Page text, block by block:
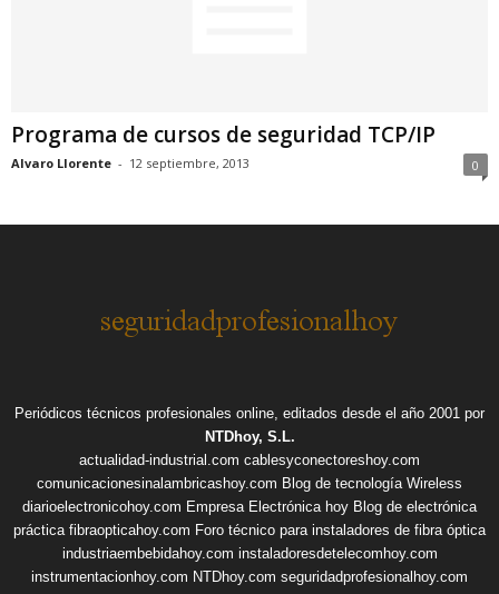
Programa de cursos de seguridad TCP/IP
Alvaro Llorente - 12 septiembre, 2013 0
Periódicos técnicos profesionales online, editados desde el año 2001 por
NTDhoy, S.L.
actualidad-industrial.com cablesyconectoreshoy.com
comunicacionesinalambricashoy.com Blog de tecnología Wireless
diarioelectronicohoy.com Empresa Electrónica hoy Blog de electrónica
práctica fibraopticahoy.com Foro técnico para instaladores de fibra óptica
industriaembebidahoy.com instaladoresdetelecomhoy.com
instrumentacionhoy.com NTDhoy.com seguridadprofesionalhoy.com